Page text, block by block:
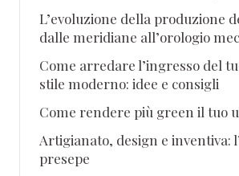
L’evoluzione della produzione
dalle meridiane all’orologio
Come arredare l’ingresso del
stile moderno: idee e consigli
Come rendere più green il tuo
Artigianato, design e inventiva:
presepe